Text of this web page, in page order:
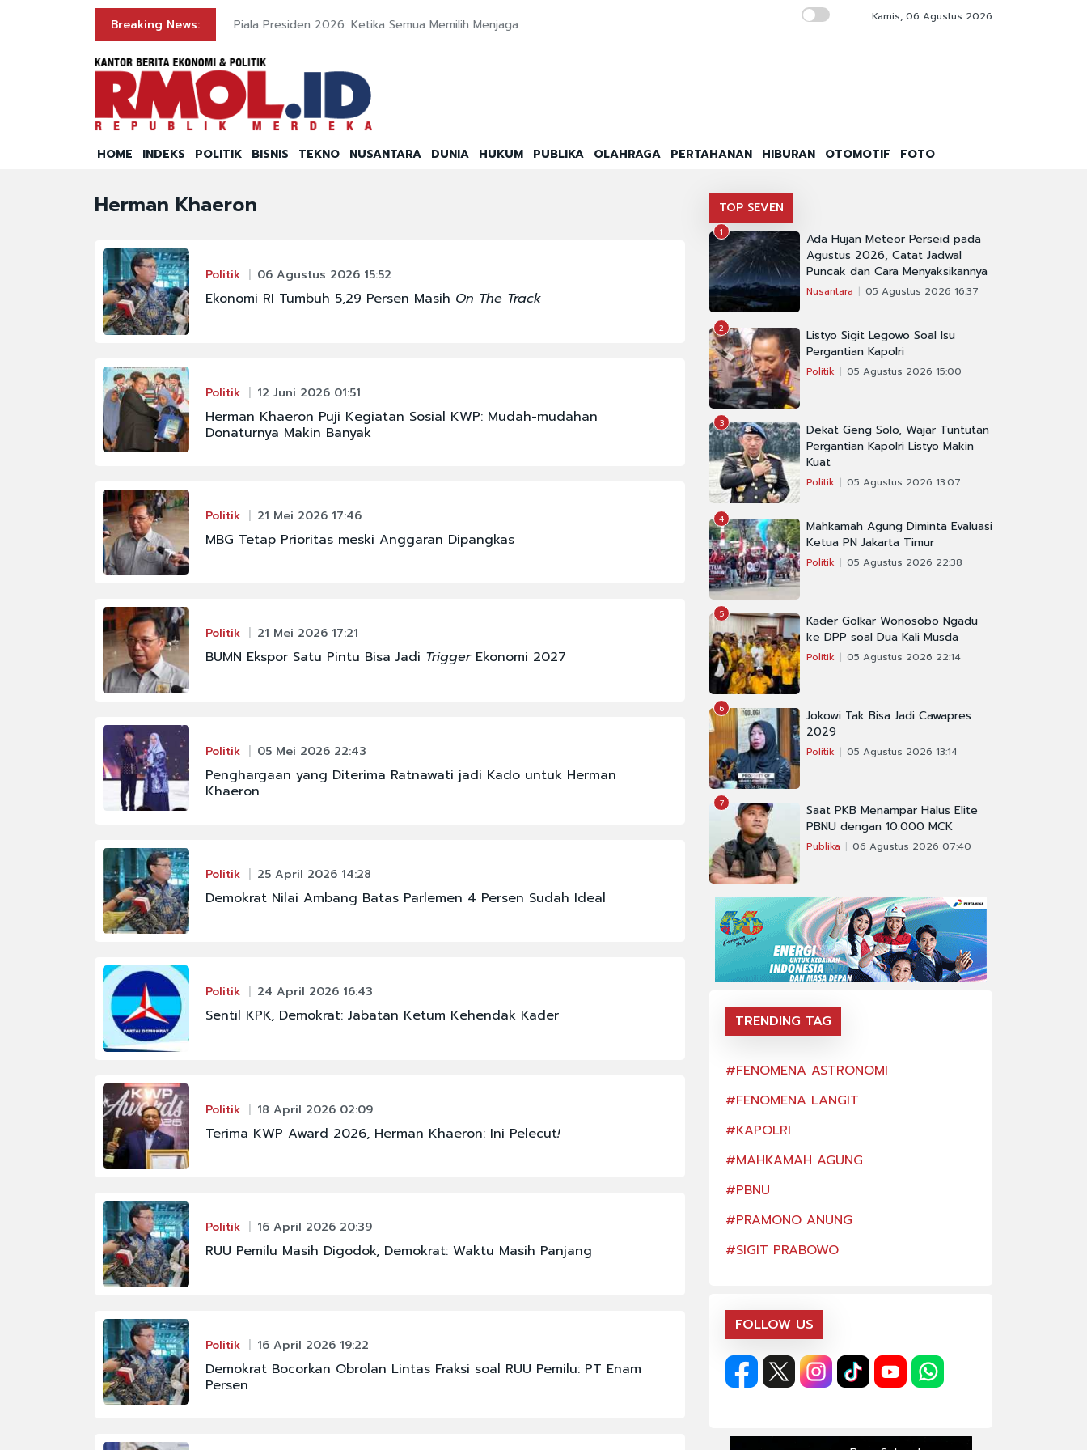
Breaking News: Piala Presiden 2026: Ketika Semua Memilih Menjaga 3,6 Juta Nasabah Bank Jago Terhubung
Kamis, 06 Agustus 2026
HOME INDEKS POLITIK BISNIS TEKNO NUSANTARA DUNIA HUKUM PUBLIKA OLAHRAGA PERTAHANAN HIBURAN OTOMOTIF FOTO
Herman Khaeron
Politik 06 Agustus 2026 15:52
Ekonomi RI Tumbuh 5,29 Persen Masih On The Track
Politik 12 Juni 2026 01:51
Herman Khaeron Puji Kegiatan Sosial KWP: Mudah-mudahan
Donaturnya Makin Banyak
Politik 21 Mei 2026 17:46
MBG Tetap Prioritas meski Anggaran Dipangkas
Politik 21 Mei 2026 17:21
BUMN Ekspor Satu Pintu Bisa Jadi TriggerEkonomi 2027
Politik 05 Mei 2026 22:43
Penghargaan yang Diterima Ratnawati jadi Kado untuk Herman
Khaeron
Politik 25 April 2026 14:28
Demokrat Nilai Ambang Batas Parlemen 4 Persen Sudah Ideal
Politik 24 April 2026 16:43
Sentil KPK, Demokrat: Jabatan Ketum Kehendak Kader
Politik 18 April 2026 02:09
Terima KWP Award 2026, Herman Khaeron: Ini Pelecut!
Politik 16 April 2026 20:39
RUU Pemilu Masih Digodok, Demokrat: Waktu Masih Panjang
Politik 16 April 2026 19:22
Demokrat Bocorkan Obrolan Lintas Fraksi soal RUU Pemilu: PT Enam
Persen
TOP SEVEN
1
Ada Hujan Meteor Perseid pada
Agustus 2026, Catat Jadwal
Puncak dan Cara Menyaksikannya
Nusantara 05 Agustus 2026 16:37
2
Listyo Sigit Legowo Soal Isu
Pergantian Kapolri
Politik 05 Agustus 2026 15:00
3
Dekat Geng Solo, Wajar Tuntutan
Pergantian Kapolri Listyo Makin
Kuat
Politik 05 Agustus 2026 13:07
4
Mahkamah Agung Diminta Evaluasi
Ketua PN Jakarta Timur
Politik 05 Agustus 2026 22:38
5
Kader Golkar Wonosobo Ngadu
ke DPP soal Dua Kali Musda
Politik 05 Agustus 2026 22:14
6
Jokowi Tak Bisa Jadi Cawapres
2029
Politik 05 Agustus 2026 13:14
7
Saat PKB Menampar Halus Elite
PBNU dengan 10.000 MCK
Publika 06 Agustus 2026 07:40
TRENDING TAG
#FENOMENA LANGIT
#KAPOLRI
#PRAMONO ANUNG
#SIGIT PRABOWO
#KAPOLRI
#SIGIT PRABOWO
#FENOMENA ASTRONOMI
#FENOMENA LANGIT
#KAPOLRI
#MAHKAMAH AGUNG
#PBNU
#PRAMONO ANUNG
#SIGIT PRABOWO
FOLLOW US